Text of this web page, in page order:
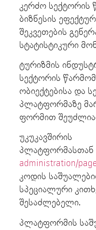
კერძო სექტორის
ბიზნესის
შეკვეთების
სტატისტიკური
ტურიზმის
სექტორის
ობიექტებისა და
პლატფორმაზე
ფორმით
უკუკავშირის
პლატფორმასთან
administration/
კოდის
სპეციალური
შესაძლებელი.
პლატფორმის